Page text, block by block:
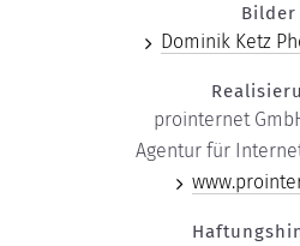
Bilder
Dominik Ketz
prointernet
Agentur für